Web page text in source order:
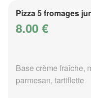
Pizza 5 fromages
8.00 €
Base crème fraîche,
parmesan, tartiflette